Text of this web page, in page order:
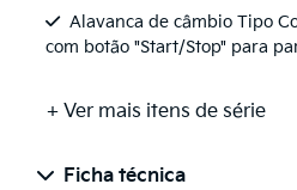
Alavanca de câmbio Tipo
com botão "Start/Stop" para
+ Ver mais itens de série
Ficha técnica